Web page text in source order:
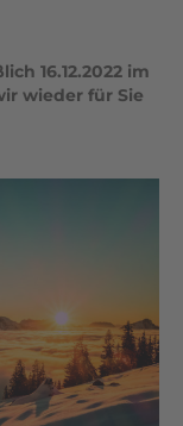
16.12.2022 im
wieder für Sie